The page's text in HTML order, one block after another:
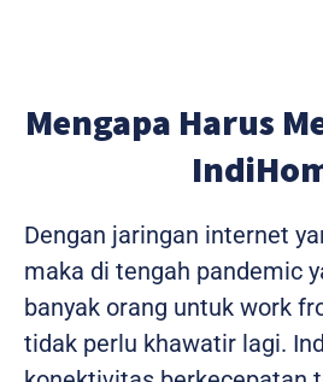
Mengapa Harus
Dengan jaringan internet
maka di tengah pandemic
banyak orang untuk work
tidak perlu khawatir lagi.